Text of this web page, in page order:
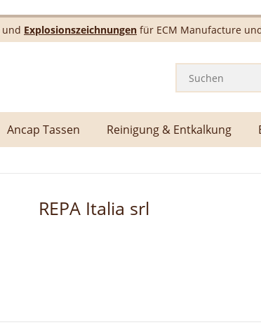
und Explosionszeichnungen für ECM Manufacture
Ancap Tassen Reinigung & Entkalkung
REPA Italia srl